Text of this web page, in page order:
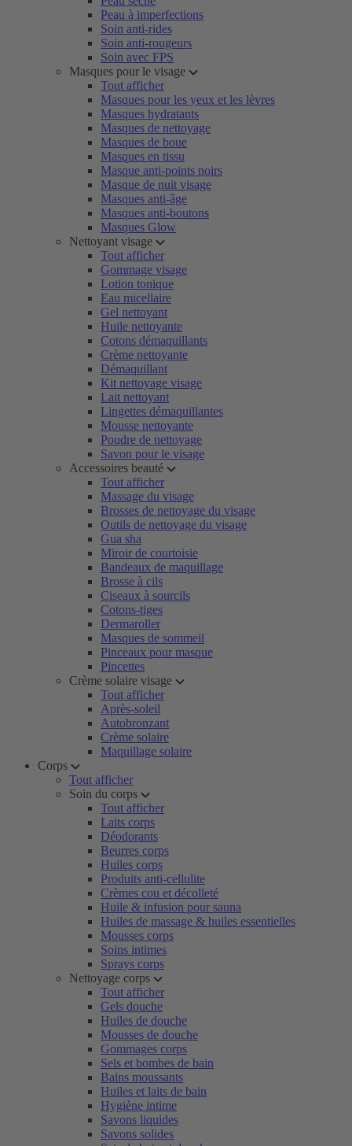
Peau à imperfections
Soin anti-rides
Soin anti-rougeurs
Soin avec FPS
Masques pour le visage
Tout afficher
Masques pour les yeux et les lèvres
Masques hydratants
Masques de nettoyage
Masques de boue
Masques en tissu
Masque anti-points noirs
Masque de nuit visage
Masques anti-âge
Masques anti-boutons
Masques Glow
Nettoyant visage
Tout afficher
Gommage visage
Lotion tonique
Eau micellaire
Gel nettoyant
Huile nettoyante
Cotons démaquillants
Crème nettoyante
Démaquillant
Kit nettoyage visage
Lait nettoyant
Lingettes démaquillantes
Mousse nettoyante
Poudre de nettoyage
Savon pour le visage
Accessoires beauté
Tout afficher
Massage du visage
Brosses de nettoyage du visage
Outils de nettoyage du visage
Gua sha
Miroir de courtoisie
Bandeaux de maquillage
Brosse à cils
Ciseaux à sourcils
Cotons-tiges
Dermaroller
Masques de sommeil
Pinceaux pour masque
Pincettes
Crème solaire visage
Tout afficher
Après-soleil
Autobronzant
Crème solaire
Maquillage solaire
Corps
Tout afficher
Soin du corps
Tout afficher
Laits corps
Déodorants
Beurres corps
Huiles corps
Produits anti-cellulite
Crèmes cou et décolleté
Huile & infusion pour sauna
Huiles de massage & huiles essentielles
Mousses corps
Soins intimes
Sprays corps
Nettoyage corps
Tout afficher
Gels douche
Huiles de douche
Mousses de douche
Gommages corps
Sels et bombes de bain
Bains moussants
Huiles et laits de bain
Hygiène intime
Savons liquides
Savons solides